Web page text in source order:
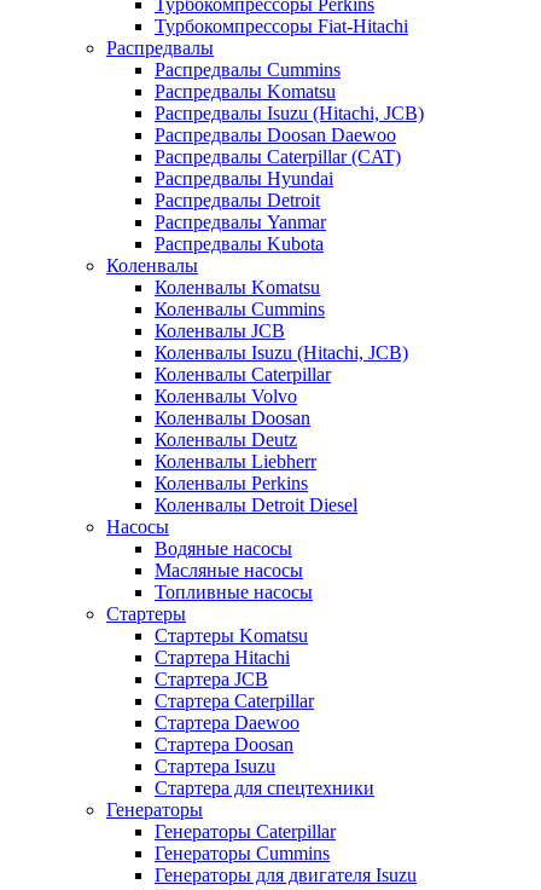
Турбокомпрессоры Fiat-Hitachi
Распредвалы
Распредвалы Cummins
Распредвалы Komatsu
Распредвалы Isuzu (Hitachi, JCB)
Распредвалы Doosan Daewoo
Распредвалы Caterpillar (CAT)
Распредвалы Hyundai
Распредвалы Detroit
Распредвалы Yanmar
Распредвалы Kubota
Коленвалы
Коленвалы Komatsu
Коленвалы Cummins
Коленвалы JCB
Коленвалы Isuzu (Hitachi, JCB)
Коленвалы Caterpillar
Коленвалы Volvo
Коленвалы Doosan
Коленвалы Deutz
Коленвалы Liebherr
Коленвалы Perkins
Коленвалы Detroit Diesel
Насосы
Водяные насосы
Масляные насосы
Топливные насосы
Стартеры
Стартеры Komatsu
Стартера Hitachi
Стартера JCB
Стартера Caterpillar
Стартера Daewoo
Стартера Doosan
Стартера Isuzu
Стартера для спецтехники
Генераторы
Генераторы Caterpillar
Генераторы Cummins
Генераторы для двигателя Isuzu